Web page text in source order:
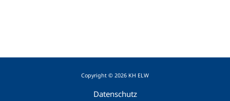
Copyright © 2026 KH ELW
Datenschutz